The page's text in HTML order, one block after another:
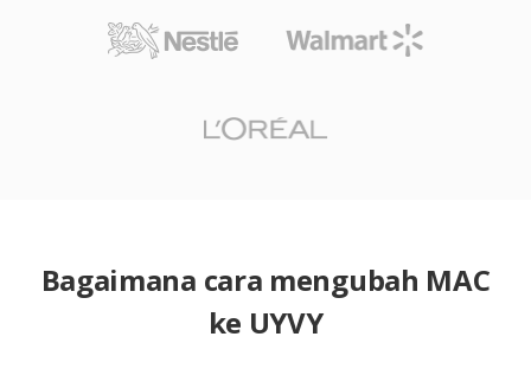
Bagaimana cara mengubah MAC
ke UYVY